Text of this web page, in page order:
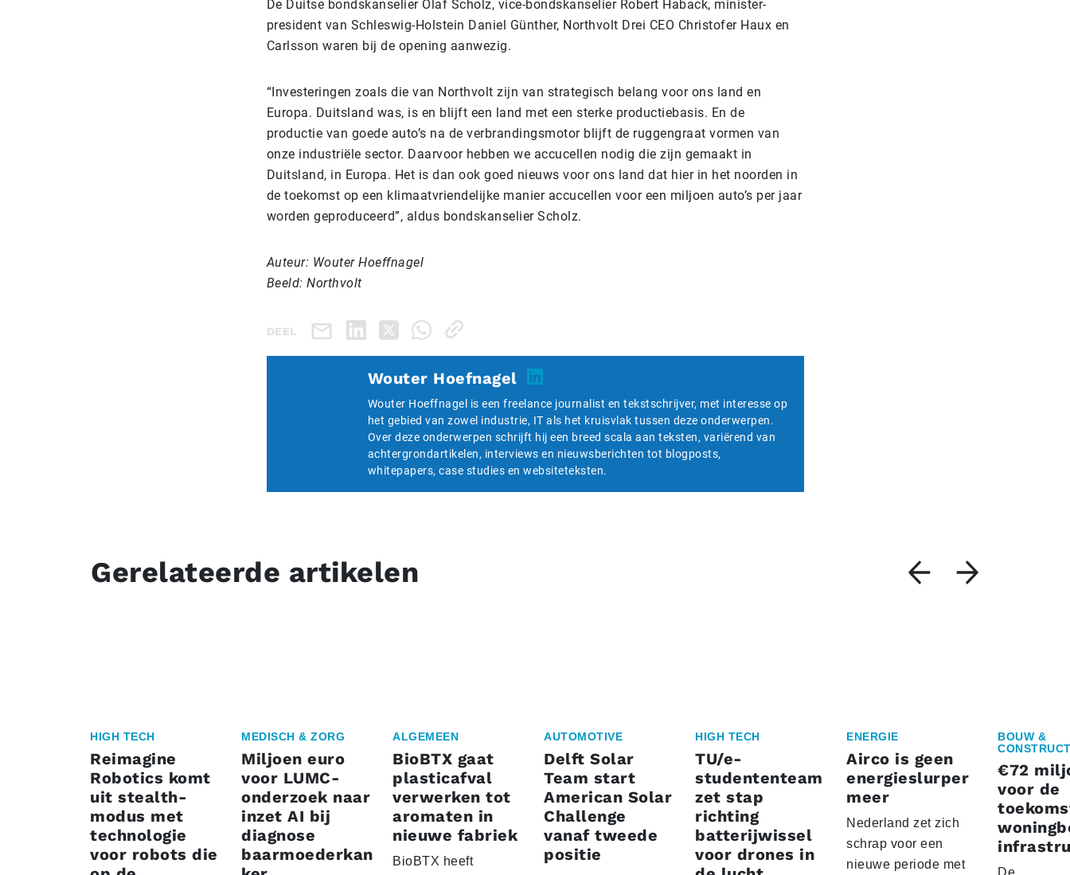
De Duitse bondskanselier Olaf Scholz, vice-bondskanselier Robert Haback, minister-
president van Schleswig-Holstein Daniel Günther, Northvolt Drei CEO Christofer Haux en
Carlsson waren bij de opening aanwezig.
“Investeringen zoals die van Northvolt zijn van strategisch belang voor ons land en
Europa. Duitsland was, is en blijft een land met een sterke productiebasis. En de
productie van goede auto’s na de verbrandingsmotor blijft de ruggengraat vormen van
onze industriële sector. Daarvoor hebben we accucellen nodig die zijn gemaakt in
Duitsland, in Europa. Het is dan ook goed nieuws voor ons land dat hier in het noorden in
de toekomst op een klimaatvriendelijke manier accucellen voor een miljoen auto’s per jaar
worden geproduceerd”, aldus bondskanselier Scholz.
Auteur: Wouter Hoeffnagel
Beeld: Northvolt
DEEL
Wouter Hoefnagel
Wouter Hoeffnagel is een freelance journalist en tekstschrijver, met interesse op
het gebied van zowel industrie, IT als het kruisvlak tussen deze onderwerpen.
Over deze onderwerpen schrijft hij een breed scala aan teksten, variërend van
achtergrondartikelen, interviews en nieuwsberichten tot blogposts,
whitepapers, case studies en websiteteksten.
Gerelateerde artikelen
HIGH TECH
Reimagine
Robotics komt
uit stealth-
modus met
technologie
voor robots die
MEDISCH & ZORG
Miljoen euro
voor LUMC-
onderzoek naar
inzet AI bij
diagnose
baarmoederkan
ALGEMEEN
BioBTX gaat
plasticafval
verwerken tot
aromaten in
nieuwe fabriek
BioBTX heeft
AUTOMOTIVE
Delft Solar
Team start
American Solar
Challenge
vanaf tweede
positie
HIGH TECH
TU/e-
studententeam
zet stap
richting
batterijwissel
voor drones in
ENERGIE
Airco is geen
energieslurper
meer
Nederland zet zich
schrap voor een
nieuwe periode met
BOUW &
€72
voor de
De